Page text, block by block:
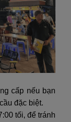
cấp nếu bạn
đặc biệt.
tối, để tránh